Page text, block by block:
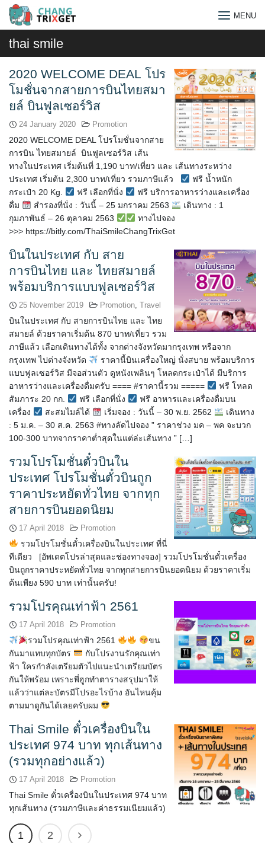
Skip
content
Search
for:
MENU
thai smile
2020 WELCOME DEAL โปร
โมชั่นจากสายการบินไทยสมา
ยล์ บินฟูลเซอร์วิส
24 January 2020 Promotion
2020 WELCOME DEAL โปรโมชั่นจากสาย
การบิน ไทยสมายล์ บินฟูลเซอร์วิส เส้น
ทางในประเทศ เริ่มต้นที่ 1,190 บาท/เที่ยว และ เส้นทางระหว่าง
ประเทศ เริ่มต้น 2,300 บาท/เที่ยว รวมภาษีแล้ว
ฟรี น้ำหนัก
กระเป๋า 20 Kg.
ฟรี เลือกที่นั่ง
ฟรี บริการอาหารว่างและเครื่อง
ดื่ม
สำรองที่นั่ง : วันนี้ – 25 มกราคม 2563
เดินทาง : 1
กุมภาพันธ์ – 26 ตุลาคม 2563
ทางไปจอง
>>> https://bitly.com/ThaiSmileChangTrixGet
บินในประเทศ กับ สาย
การบินไทย และ ไทยสมายล์
พร้อมบริการแบบฟูลเซอร์วิส
25 November 2019 Promotion, Travel
บินในประเทศ กับ สายการบินไทย และ ไทย
สมายล์ ด้วยราคาเริ่มต้น 870 บาท/เที่ยว รวม
ภาษีแล้ว เลือกเดินทางได้ทั้ง จากต่างจังหวัดมากรุงเทพ หรือจาก
กรุงเทพ ไปต่างจังหวัด
ราคานี้บินเครื่องใหญ่ นั่งสบาย พร้อมบริการ
แบบฟูลเซอร์วิส มีจอส่วนตัว ดูหนังเพลินๆ โหลดกระเป๋าได้ มีบริการ
อาหารว่างและเครื่องดื่มครับ ==== #ราคานี้รวม =====
ฟรี โหลด
สัมภาระ 20 กก.
ฟรี เลือกที่นั่ง
ฟรี อาหารและเครื่องดื่มบน
เครื่อง
สะสมไมล์ได้ เริ่มจอง : วันนี้ – 30 พ.ย. 2562
เดินทาง
: 5 ม.ค. – 30 ส.ค. 2563 #ทางลัดไปจอง ” ราคาช่วง มค – พค จะบวก
100-300 บาทจากราคาต่ำสุดในแต่ล่ะเส้นทาง ” […]
รวมโปรโมชั่นตั๋วบินใน
ประเทศ โปรโมชั่นตั๋วบินถูก
ราคาประหยัดทั่วไทย จากทุก
สายการบินยอดนิยม
17 April 2018 Promotion
รวมโปรโมชั่นตั๋วเครื่องบินในประเทศ ที่นี่
ทีเดียว [อัพเดตโปรล่าสุดและช่องทางจอง] รวมโปรโมชั่นตั๋วเครื่อง
บินถูกราคาประหยัดทั่วไทย จากทุกสายการบินยอดนิยม ด้วยราคาเริ่ม
ต้นเพียง 590 บาท เท่านั้นครับ!
รวมโปรคุณเท่าฟ้า 2561
17 April 2018 Promotion
รวมโปรคุณเท่าฟ้า 2561
ขน
กันมาแทบทุกบัตร
กับโปรงานรักคุณเท่า
ฟ้า ใครกำลังเตรียมตัวไปแนะนำเตรียมบัตร
กันให้พร้อม เพราะพี่ฮูกทำตารางสรุปมาให้
แล้วว่าแต่ละบัตรมีโปรอะไรบ้าง อันไหนคุ้ม
ตามมาดูกันได้เลยครับผม
Thai Smile ตั๋วเครื่องบินใน
ประเทศ 974 บาท ทุกเส้นทาง
(รวมทุกอย่างแล้ว)
17 April 2018 Promotion
Thai Smile ตั๋วเครื่องบินในประเทศ 974 บาท
ทุกเส้นทาง (รวมภาษีและค่าธรรมเนียมแล้ว)
1 2